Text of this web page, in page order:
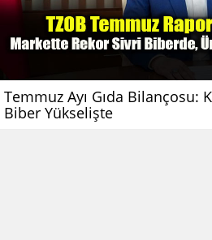
Temmuz Ayı Gıda Bilançosu:
Biber Yükselişte